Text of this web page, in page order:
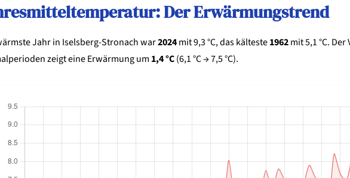
Der Erwärmungstrend
Jahr in Iselsberg-Stronach war2024mit 9,3 °C, das kälteste1962mit 5,1 °C.
zeigt eine Erwärmung um 1,4 °C(6,1 °C → 7,5 °C).